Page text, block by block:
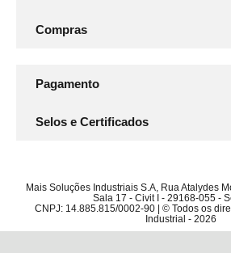
Compras
Pagamento
Selos e Certificados
Mais Soluções Industriais S.A, Rua Atalydes
Sala 17 - Civit I - 29168-055 -
CNPJ: 14.885.815/0002-90 | © Todos os
Industrial - 2026